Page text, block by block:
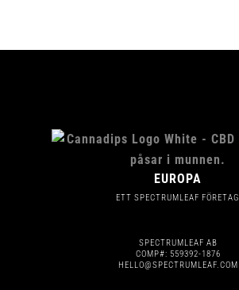
EUROPA
ETT SPECTRUMLEAF FÖRETAG
SPECTRUMLEAF AB
COMP#: 559392-1876
HELLO@SPECTRUMLEAF.COM